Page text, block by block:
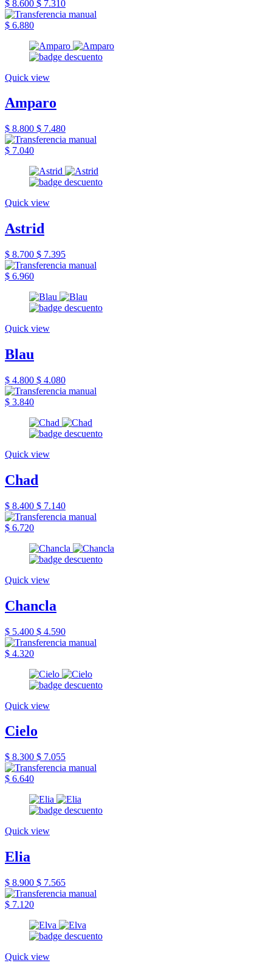
$ 8.600 $ 7.310
$ 6.880
Quick view
Amparo
$ 8.800 $ 7.480
$ 7.040
Quick view
Astrid
$ 8.700 $ 7.395
$ 6.960
Quick view
Blau
$ 4.800 $ 4.080
$ 3.840
Quick view
Chad
$ 8.400 $ 7.140
$ 6.720
Quick view
Chancla
$ 5.400 $ 4.590
$ 4.320
Quick view
Cielo
$ 8.300 $ 7.055
$ 6.640
Quick view
Elia
$ 8.900 $ 7.565
$ 7.120
Quick view